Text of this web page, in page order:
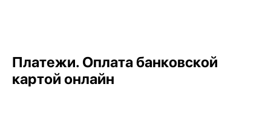
Платежи. Оплата банковской
картой онлайн